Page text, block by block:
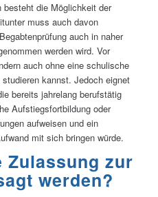
besteht die Möglichkeit der
muss auch davon
auch in naher
werden wird. Vor
auch ohne eine schulische
kannst. Jedoch eignet
bereits jahrelang berufstätig
Aufstiegsfortbildung oder
aufweisen und ein
mit sich bringen würde.
Zulassung zur
werden?